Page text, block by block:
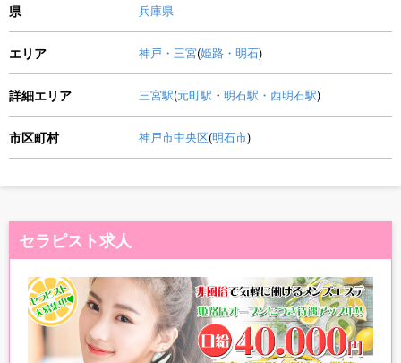
県 兵庫県
エリア 神戸・三宮(姫路・明石)
詳細エリア 三宮駅(元町駅 ・ 明石駅・西明石駅)
市区町村 神戸市中央区(明石市)
セラピスト求人